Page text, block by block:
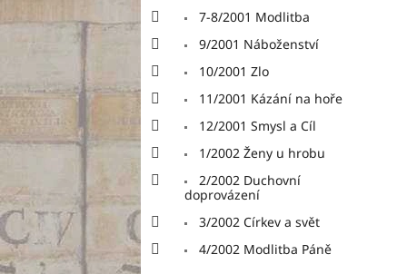
7-8/2001 Modlitba
9/2001 Náboženství
10/2001 Zlo
11/2001 Kázání na hoře
12/2001 Smysl a Cíl
1/2002 Ženy u hrobu
2/2002 Duchovní
doprovázení
3/2002 Církev a svět
4/2002 Modlitba Páně